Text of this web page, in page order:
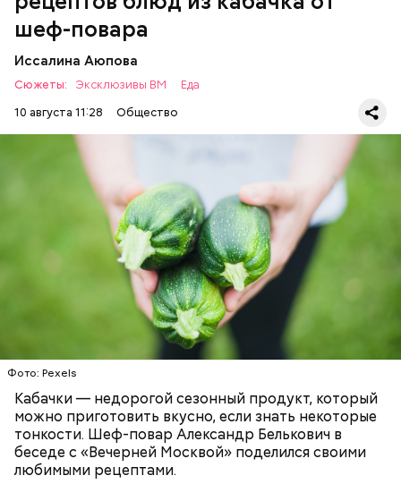
шеф-повара
Иссалина Аюпова
Сюжеты: Эксклюзивы ВМ
Еда
10 августа 11:28
Общество
Фото: Pexels
Кабачки — недорогой сезонный продукт, который
можно приготовить вкусно, если знать некоторые
тонкости. Шеф-повар Александр Белькович в
беседе с «Вечерней Москвой» поделился своими
любимыми рецептами.
Что понадобится:
РЕЦЕПТЫ
Ингредиенты